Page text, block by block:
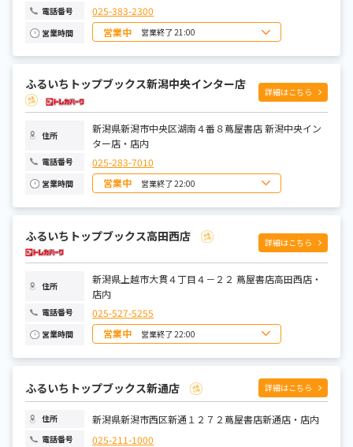
電話番号 025-383-2300
営業時間 営業中 営業終了 21:00
日曜日 9:00～21:00
水曜日 9:00～21:00
土曜日 9:00～21:00
ふるいちトップブックス新潟中央インター店
詳細はこちら
住所
新潟県新潟市中央区湖南４番８蔦屋書店 新潟中央イン
ター店・店内
電話番号 025-283-7010
営業時間 営業中 営業終了 22:00
日曜日 8:00～22:00
月曜日
水曜日 9:00～22:00
木曜日 9:00～22:00
土曜日 8:00～22:00
ふるいちトップブックス高田西店 詳細はこちら
住所
新潟県上越市大貫４丁目４－２２ 蔦屋書店高田西店・
店内
電話番号 025-527-5255
営業時間 営業中 営業終了 22:00
日曜日 8:00～22:00
月曜日
水曜日 9:00～22:00
木曜日
金曜日
土曜日 8:00～22:00
ふるいちトップブックス新通店 詳細はこちら
住所 新潟県新潟市西区新通１２７２蔦屋書店新通店・店内
電話番号 025-211-1000